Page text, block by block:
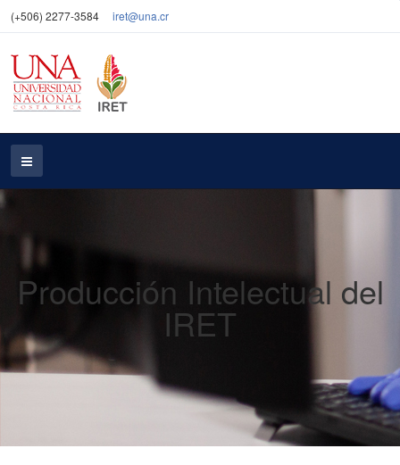
(+506) 2277-3584 iret@una.cr
Producción Intelectual del
IRET